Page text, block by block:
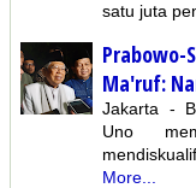
satu juta
Prabowo-
Ma'ruf:
Jakarta -
Uno
More...